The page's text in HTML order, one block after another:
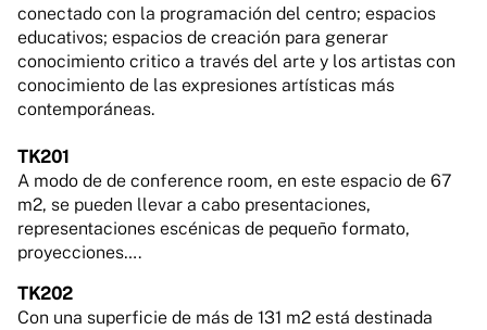
conectado con la programación del centro; espacios
educativos; espacios de creación para generar
conocimiento critico a través del arte y los artistas con
conocimiento de las expresiones artísticas más
contemporáneas.
TK201
A modo de de conference room, en este espacio de 67
m2, se pueden llevar a cabo presentaciones,
representaciones escénicas de pequeño formato,
proyecciones….
TK202
Con una superficie de más de 131 m2 está destinada